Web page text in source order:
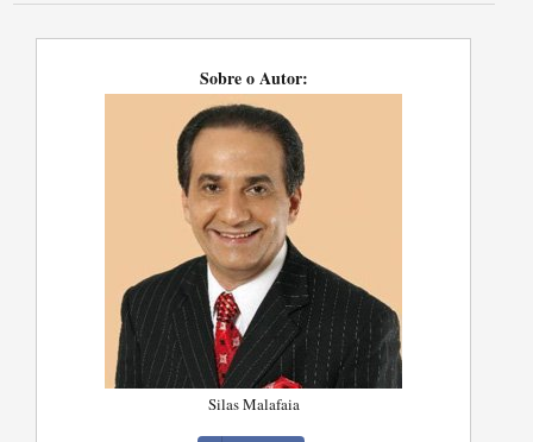
Sobre o Autor:
Silas Malafaia